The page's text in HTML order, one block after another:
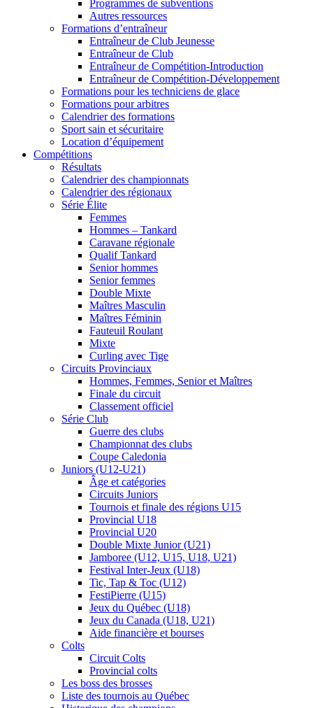
Programmes de subventions
Autres ressources
Formations d’entraîneur
Entraîneur de Club Jeunesse
Entraîneur de Club
Entraîneur de Compétition-Introduction
Entraîneur de Compétition-Développement
Formations pour les techniciens de glace
Formations pour arbitres
Calendrier des formations
Sport sain et sécuritaire
Location d’équipement
Compétitions
Résultats
Calendrier des championnats
Calendrier des régionaux
Série Élite
Femmes
Hommes – Tankard
Caravane régionale
Qualif Tankard
Senior hommes
Senior femmes
Double Mixte
Maîtres Masculin
Maîtres Féminin
Fauteuil Roulant
Mixte
Curling avec Tige
Circuits Provinciaux
Hommes, Femmes, Senior et Maîtres
Finale du circuit
Classement officiel
Série Club
Guerre des clubs
Championnat des clubs
Coupe Caledonia
Juniors (U12-U21)
Âge et catégories
Circuits Juniors
Tournois et finale des régions U15
Provincial U18
Provincial U20
Double Mixte Junior (U21)
Jamboree (U12, U15, U18, U21)
Festival Inter-Jeux (U18)
Tic, Tap & Toc (U12)
FestiPierre (U15)
Jeux du Québec (U18)
Jeux du Canada (U18, U21)
Aide financière et bourses
Colts
Circuit Colts
Provincial colts
Les boss des brosses
Liste des tournois au Québec